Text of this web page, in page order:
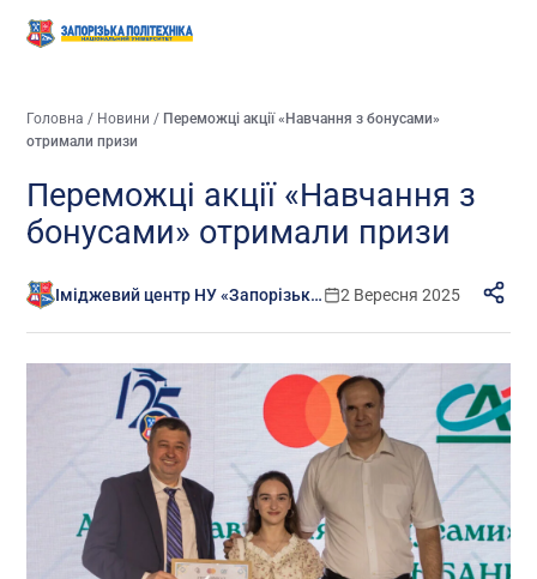
Головна / Новини / Переможці акції «Навчання з бонусами»
отримали призи
Переможці акції «Навчання з
бонусами» отримали призи
Іміджевий центр НУ «Запорізька політехніка» 2 Вересня 2025